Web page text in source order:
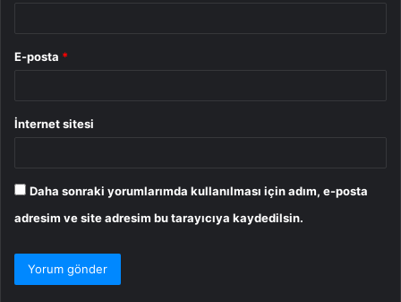
E-posta *
İnternet sitesi
Daha sonraki yorumlarımda kullanılması için adım, e-posta
adresim ve site adresim bu tarayıcıya kaydedilsin.